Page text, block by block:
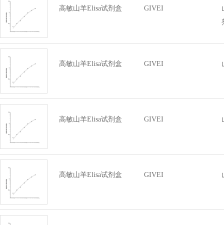
高敏山羊Elisa试剂盒 GIVEI
高敏山羊Elisa试剂盒 GIVEI
高敏山羊Elisa试剂盒 GIVEI
高敏山羊Elisa试剂盒 GIVEI